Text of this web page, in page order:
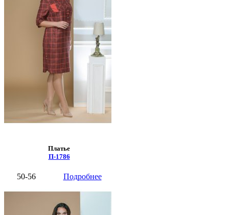
Платье
П-1786
50-56 Подробнее